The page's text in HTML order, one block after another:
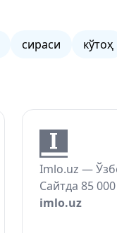
сираси кўтоҳ
Imlo.uz —
Сайтда 85
imlo.uz